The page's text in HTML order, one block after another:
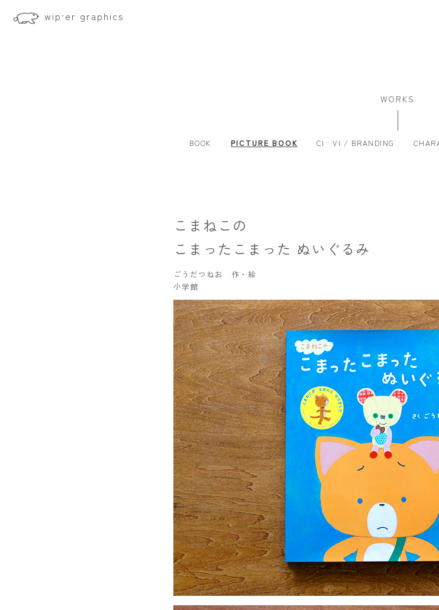
wip·er graphics
WORKS
BOOK PICTURE BOOK CI · VI / BRANDING
こまねこの
こまったこまった ぬいぐるみ
ごうだつねお 作・絵
小学館